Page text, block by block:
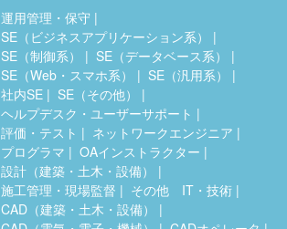
運用管理・保守
SE（ビジネスアプリケーション系）
SE（制御系）
SE（データベース系）
SE（Web・スマホ系）
SE（汎用系）
社内SE
SE（その他）
ヘルプデスク・ユーザーサポート
評価・テスト
ネットワークエンジニア
プログラマ
OAインストラクター
設計（建築・土木・設備）
施工管理・現場監督
その他 IT・技術
CAD（建築・土木・設備）